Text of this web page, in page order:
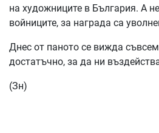
на художниците в България. А
войниците, за награда са
Днес от паното се вижда
достатъчно, за да ни
(Зн)